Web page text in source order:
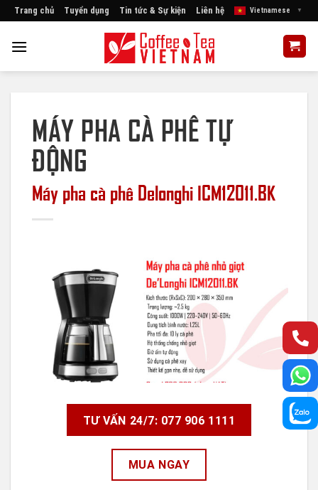
Skip
content
Trang chủ Tuyển dụng Tin tức & Sự kiện Liên hệ Vietnamese ▼
MÁY PHA CÀ PHÊ TỰ
ĐỘNG
Máy pha cà phê Delonghi ICM12011.BK
TƯ VẤN 24/7: 077 906 1111
MUA NGAY